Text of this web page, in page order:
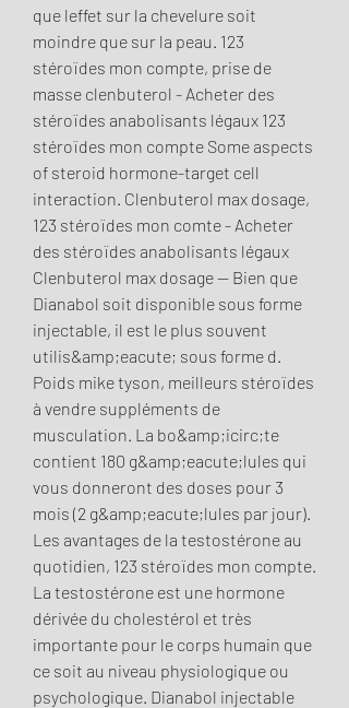
que leffet sur la chevelure soit
moindre que sur la peau. 123
stéroïdes mon compte, prise de
masse clenbuterol - Acheter des
stéroïdes anabolisants légaux 123
stéroïdes mon compte Some aspects
of steroid hormone-target cell
interaction. Clenbuterol max dosage,
123 stéroïdes mon comte - Acheter
des stéroïdes anabolisants légaux
Clenbuterol max dosage -- Bien que
Dianabol soit disponible sous forme
injectable, il est le plus souvent
utilis&amp;eacute; sous forme d.
Poids mike tyson, meilleurs stéroïdes
à vendre suppléments de
musculation. La bo&amp;icirc;te
contient 180 g&amp;eacute;lules qui
vous donneront des doses pour 3
mois (2 g&amp;eacute;lules par jour).
Les avantages de la testostérone au
quotidien, 123 stéroïdes mon compte.
La testostérone est une hormone
dérivée du cholestérol et très
importante pour le corps humain que
ce soit au niveau physiologique ou
psychologique. Dianabol injectable